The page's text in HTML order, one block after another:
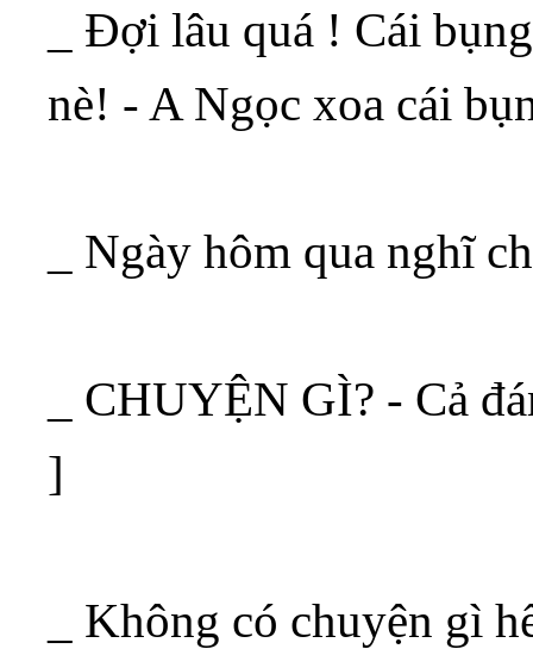
_ Đợi lâu quá ! Cái
nè! - A Ngọc xoa cái
_ Ngày hôm qua nghĩ
_ CHUYỆN GÌ? - Cả
]
_ Không có chuyện gì